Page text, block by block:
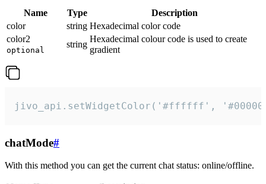
Name Type
Description
color
string Hexadecimal color code
color2
optional
string
Hexadecimal colour code is used to create
gradient
jivo_api.setWidgetColor('#ffffff',
chatMode#
With this method you can get the current chat status: online/offline.